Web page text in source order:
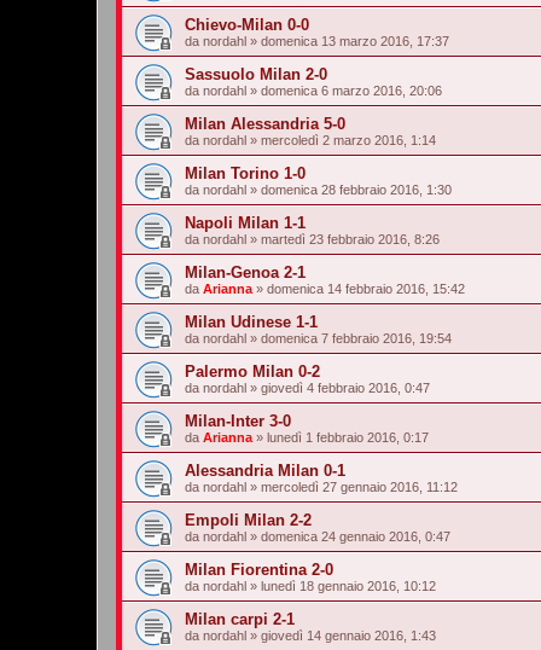
Chievo-Milan 0-0
da nordahl » domenica 13 marzo 2016, 17:37
Sassuolo Milan 2-0
da nordahl » domenica 6 marzo 2016, 20:06
Milan Alessandria 5-0
da nordahl » mercoledì 2 marzo 2016, 1:14
Milan Torino 1-0
da nordahl » domenica 28 febbraio 2016, 1:30
Napoli Milan 1-1
da nordahl » martedì 23 febbraio 2016, 8:26
Milan-Genoa 2-1
da Arianna » domenica 14 febbraio 2016, 15:42
Milan Udinese 1-1
da nordahl » domenica 7 febbraio 2016, 19:54
Palermo Milan 0-2
da nordahl » giovedì 4 febbraio 2016, 0:47
Milan-Inter 3-0
da Arianna » lunedì 1 febbraio 2016, 0:17
Alessandria Milan 0-1
da nordahl » mercoledì 27 gennaio 2016, 11:12
Empoli Milan 2-2
da nordahl » domenica 24 gennaio 2016, 0:47
Milan Fiorentina 2-0
da nordahl » lunedì 18 gennaio 2016, 10:12
Milan carpi 2-1
da nordahl » giovedì 14 gennaio 2016, 1:43